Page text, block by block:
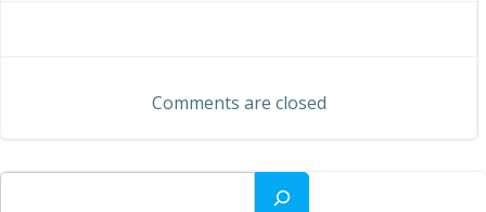
Comments are closed
Caută